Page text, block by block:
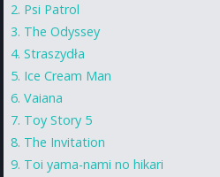
Psi Patrol
The Odyssey
Straszydła
Ice Cream Man
Vaiana
Toy Story 5
The Invitation
Toi yama-nami no hikari